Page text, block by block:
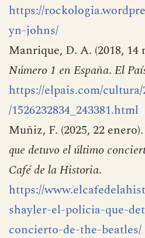
https://
yn-johns/
Manrique, D. A. (2018, 14
Número 1 en España. El
https://elpais.com/cultura/
/1526232834_243381.html
Muñiz, F. (2025, 22 enero).
que detuvo el último
Café de la Historia.
https://
shayler-el-policia-que-
concierto-de-the-beatles/